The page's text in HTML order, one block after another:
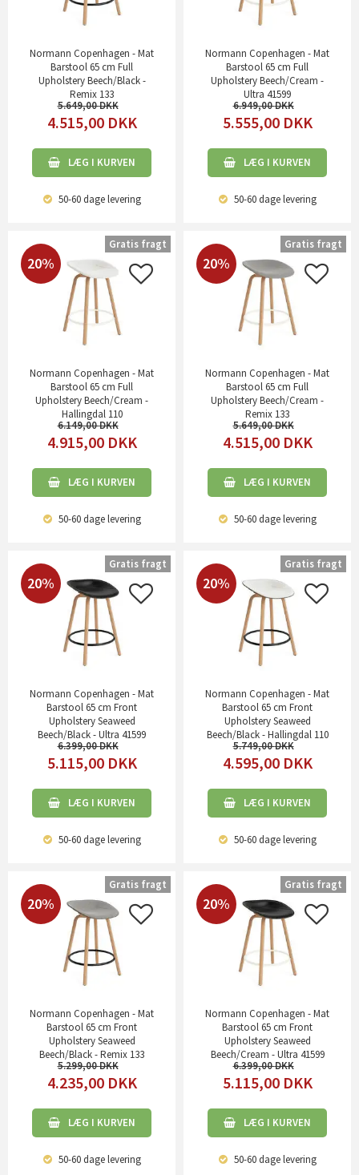
Normann Copenhagen - Mat
Barstool 65 cm Full
Upholstery Beech/Black -
Remix 133
5.649,00
4.515,00 DKK
LÆG I KURVEN
50-60 dagelevering
Normann Copenhagen - Mat
Barstool 65 cm Full
Upholstery Beech/Cream -
Ultra 41599
6.949,00
5.555,00 DKK
LÆG I KURVEN
50-60 dagelevering
20%
Normann Copenhagen - Mat
Barstool 65 cm Full
Upholstery Beech/Cream -
Hallingdal 110
6.149,00
4.915,00 DKK
LÆG I KURVEN
50-60 dagelevering
Gratis fragt
20%
Normann Copenhagen - Mat
Barstool 65 cm Full
Upholstery Beech/Cream -
Remix 133
5.649,00
4.515,00 DKK
LÆG I KURVEN
50-60 dagelevering
Gratis fragt
20%
Normann Copenhagen - Mat
Barstool 65 cm Front
Upholstery Seaweed
Beech/Black - Ultra 41599
6.399,00
5.115,00 DKK
LÆG I KURVEN
50-60 dagelevering
Gratis fragt
20%
Normann Copenhagen - Mat
Barstool 65 cm Front
Upholstery Seaweed
Beech/Black - Hallingdal 110
5.749,00
4.595,00 DKK
LÆG I KURVEN
50-60 dagelevering
Gratis fragt
20%
Normann Copenhagen - Mat
Barstool 65 cm Front
Upholstery Seaweed
Beech/Black - Remix 133
5.299,00
4.235,00 DKK
LÆG I KURVEN
50-60 dagelevering
Gratis fragt
20%
Normann Copenhagen - Mat
Barstool 65 cm Front
Upholstery Seaweed
Beech/Cream - Ultra 41599
6.399,00
5.115,00 DKK
LÆG I KURVEN
50-60 dagelevering
Gratis fragt